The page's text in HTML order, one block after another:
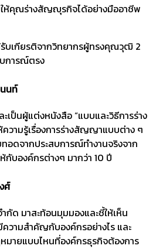
ห้คุณร่างสัญญุรกิจได้อย่างมืออาชีพ
บเกียรติจากวิทยากรผู้ทรงคุณวุฒิ 2
บการณ์ตรง
นท์
เป็นผู้แต่งหนังสือ “แบบและวิธีการร่าง
วามรู้เรื่องการร่างสัญญาแบบต่าง ๆ
อดจากประสบการณ์ทำงานจริงจาก
กับองค์กรต่างๆ มากว่า 10 ปี
ศ์
กัด มาสะท้อนมุมมองและชี้ให้เห็น
วามสำคัญกับองค์กรอย่างไร และ
ายแบบไหนที่องค์กรธุรกิจต้องการ